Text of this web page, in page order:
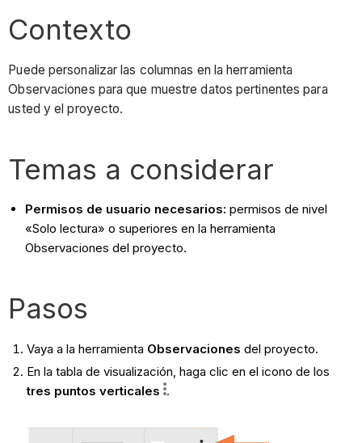
Contexto
Puede personalizar las columnas en la herramienta
Observaciones para que muestre datos pertinentes para
usted y el proyecto.
Temas a considerar
Permisos de usuario necesarios: permisos de nivel
«Solo lectura» o superiores en la herramienta
Observaciones del proyecto.
Pasos
Vaya a la herramienta Observaciones del proyecto.
En la tabla de visualización, haga clic en el icono de los
tres puntos verticales .